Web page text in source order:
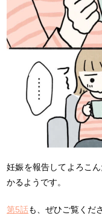
妊娠を報告してよろこ
かるようです。
第5話も、ぜひご覧くだ